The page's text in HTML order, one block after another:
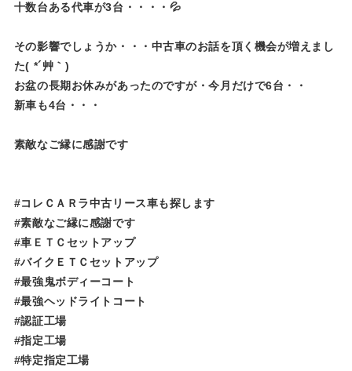
十数台ある代車が3台・・・・💦
その影響でしょうか・・・中古車のお話を頂く機会が増えまし
た( *´艸｀)
お盆の長期お休みがあったのですが・今月だけで6台・・
新車も4台・・・
素敵なご縁に感謝です
#コレＣＡＲラ中古リース車も探します
#素敵なご縁に感謝です
#車ＥＴＣセットアップ
#バイクＥＴＣセットアップ
#最強鬼ボディーコート
#最強ヘッドライトコート
#認証工場
#指定工場
#特定指定工場